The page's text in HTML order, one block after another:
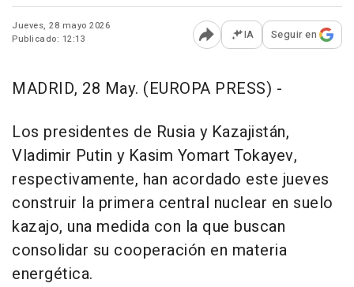
Jueves, 28 mayo 2026
Publicado: 12:13
Abrir opciones para
IA Seguir en
MADRID, 28 May. (EUROPA PRESS) -
Los presidentes de Rusia y Kazajistán,
Vladimir Putin y Kasim Yomart Tokayev,
respectivamente, han acordado este jueves
construir la primera central nuclear en suelo
kazajo, una medida con la que buscan
consolidar su cooperación en materia
energética.